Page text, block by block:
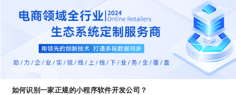
如何识别一家正规的小程序软件开发公司？